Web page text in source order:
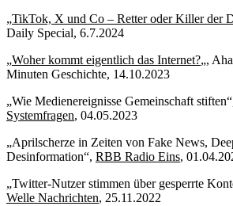
„TikTok, X und Co – Retter oder Killer der
Daily Special, 6.7.2024
„Woher kommt eigentlich das Internet?„,
Minuten Geschichte, 14.10.2023
„Wie Medienereignisse Gemeinschaft
Systemfragen, 04.05.2023
„Aprilscherze in Zeiten von Fake News,
Desinformation“, RBB Radio Eins,
„Twitter-Nutzer stimmen über gesperrte
Welle Nachrichten, 25.11.2022